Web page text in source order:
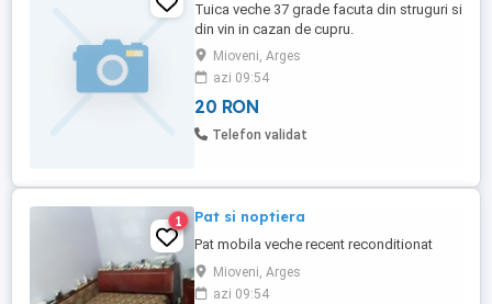
Tuica veche 37 grade facuta din struguri si
din vin in cazan de cupru.
Mioveni, Arges
azi 09:54
20 RON
Telefon validat
1 Pat si noptiera
Pat mobila veche recent reconditionat
Mioveni, Arges
azi 09:54